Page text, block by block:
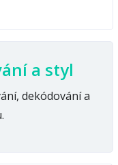
a styl
dekódování a